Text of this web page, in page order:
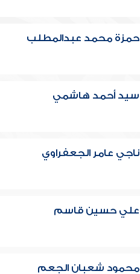
حمزة محمد عبدالمطلب
سيد أحمد هاشمي
ناجي عامر الجعفراوي
علي حسين قاسم
محمود شعبان الجعم